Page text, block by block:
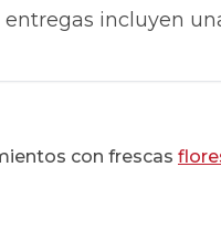
entregas incluyen
con frescas